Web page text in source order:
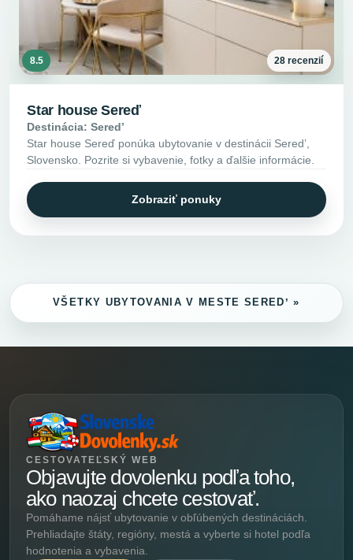
8.5 28 recenzií
Star house Sereď
Destinácia: Seredʼ
Star house Sereď ponúka ubytovanie v destinácii Seredʼ,
Slovensko. Pozrite si vybavenie, fotky a ďalšie informácie.
Zobraziť ponuky
VŠETKY UBYTOVANIA V MESTE SEREDʼ »
CESTOVATEĽSKÝ WEB
Objavujte dovolenku podľa toho,
ako naozaj chcete cestovať.
Pomáhame nájsť ubytovanie v obľúbených destináciách.
Prehliadajte štáty, regióny, mestá a vyberte si hotel podľa
hodnotenia a vybavenia.